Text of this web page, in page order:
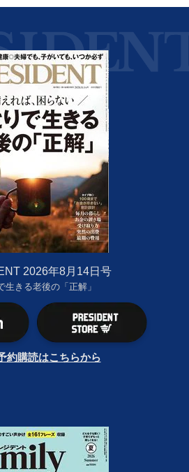
2026年8月14日号
生きる老後の「正解」
約購読はこちらから